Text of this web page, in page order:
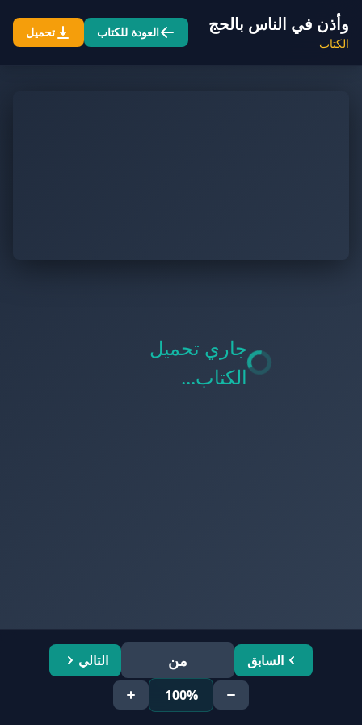
وأذن في الناس بالحج
الكتاب
العودة للكتاب تحميل
جاري تحميل
الكتاب...
السابق من
التالي
100%